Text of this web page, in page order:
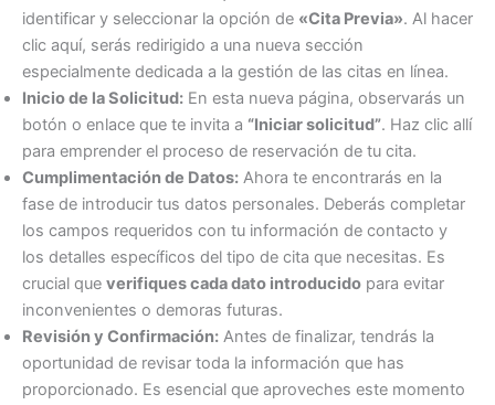
identificar y seleccionar la opción de «Cita Previa». Al hacer
clic aquí, serás redirigido a una nueva sección
especialmente dedicada a la gestión de las citas en línea.
Inicio de la Solicitud: En esta nueva página, observarás un
botón o enlace que te invita a “Iniciar solicitud”. Haz clic allí
para emprender el proceso de reservación de tu cita.
Cumplimentación de Datos: Ahora te encontrarás en la
fase de introducir tus datos personales. Deberás completar
los campos requeridos con tu información de contacto y
los detalles específicos del tipo de cita que necesitas. Es
crucial que verifiques cada dato introducido para evitar
inconvenientes o demoras futuras.
Revisión y Confirmación: Antes de finalizar, tendrás la
oportunidad de revisar toda la información que has
proporcionado. Es esencial que aproveches este momento